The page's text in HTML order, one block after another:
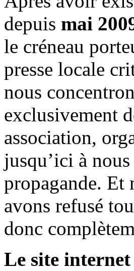
depuis mai
le créneau
presse locale
nous
exclusivement
association,
jusqu’ici à
propagande. Et
avons refusé
donc
Le site